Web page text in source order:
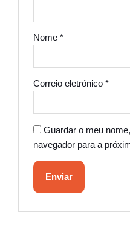
Nome*
Correio eletrónico*
Guardar o meu
navegador para a